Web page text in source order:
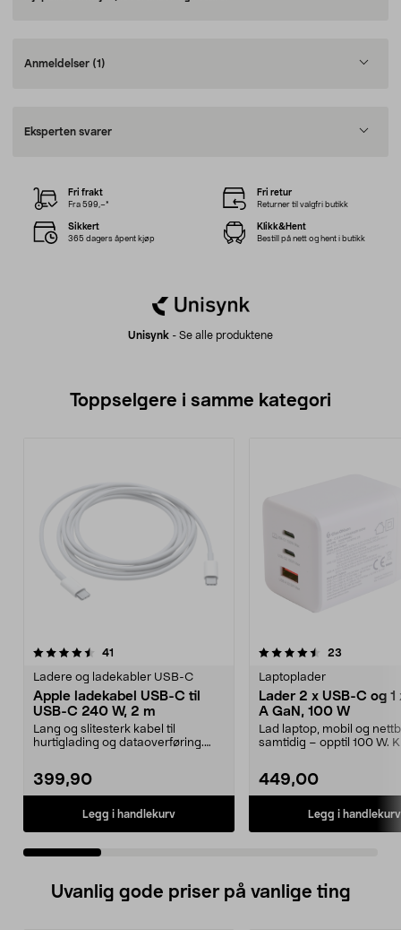
Anmeldelser (1)
Eksperten svarer
Unisynk - Se alle produktene
Fri frakt
Fra 599,–*
Fri retur
Returner til valgfri butikk
Sikkert
365 dagers åpent kjøp
Klikk&Hent
Bestill på nett og hent i butikk
Toppselgere i samme kategori
41
Ladere og ladekabler USB-C
Apple ladekabel USB-C til
USB-C 240 W, 2 m
Lang og slitesterk kabel til
hurtiglading og dataoverføring.
399,90
Legg i handlekurv
4.5 av 5 stjerner 23
Laptoplader
Lader 2 x USB-C og 1
A GaN, 100 W
Lad laptop, mobil og
samtidig – opptil 100 W.
449,00
Legg i handlekurv
4.5 av 5 stjerner
Uvanlig gode priser på vanlige ting